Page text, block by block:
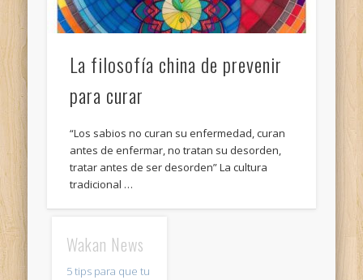
La filosofía china de prevenir
para curar
“Los sabios no curan su enfermedad, curan
antes de enfermar, no tratan su desorden,
tratar antes de ser desorden” La cultura
tradicional …
Wakan News
5 tips para que tu